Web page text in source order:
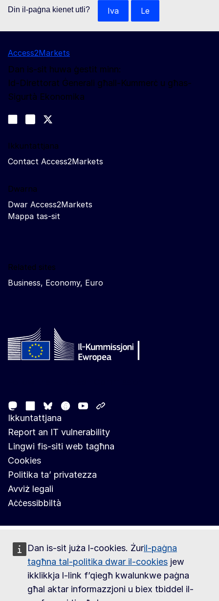
Dan is-sit juża l-cookies. Żuril-paġna
tagħna tal-politika dwar il-cookies jew
ikklikkja l-link f’qiegħ kwalunkwe paġna
għal aktar informazzjoni u biex tbiddel il-
Din il-paġna kienet utli? Iva Le
Access2Markets
Dan is-sit huwa ġestit minn:
Id-Direttorat Ġenerali għall-Kummerċ u għas-
Sigurtà Ekonomika
Join us on LinkedIn
Trade-Off podcast
Ikkuntattjana
Contact Access2Markets
Dwarna
Dwar Access2Markets
Mappa tas-sit
Related sites
Business, Economy, Euro
MastodonLinkedIn
Bluesky
Facebook
Youtube
Ikkuntattjana
Report an IT vulnerability
Lingwi fis-siti web tagħna
Cookies
Politika ta’ privatezza
Avviż legali
Aċċessibbiltà